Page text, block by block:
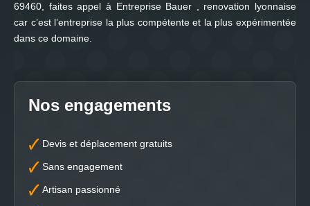
69460, faites appel à Entreprise Bauer , renovation lyonnaise
car c’est l’entreprise la plus compétente et la plus expérimentée
dans ce domaine.
Nos engagements
Devis et déplacement gratuits
Sans engagement
Artisan passionné